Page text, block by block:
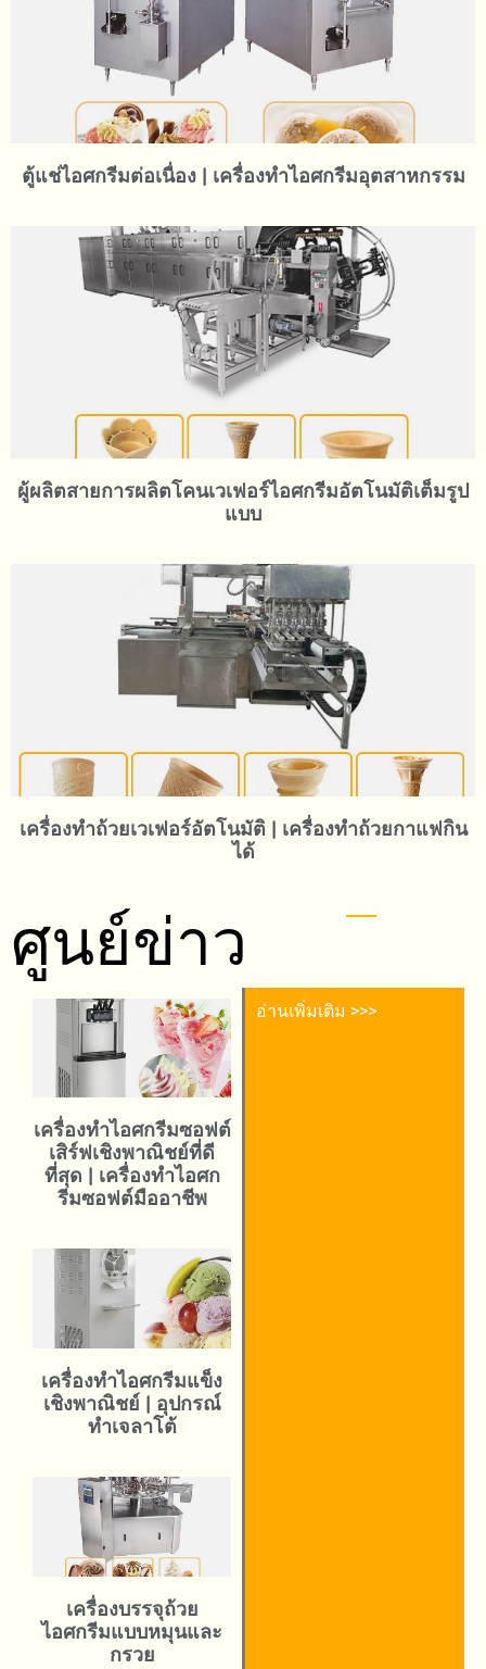
ตู้แช่ไอศกรีมต่อเนื่อง | เครื่องทำไอศกรีมอุตสาหกรรม
ผู้ผลิตสายการผลิตโคนเวเฟอร์ไอศกรีมอัตโนมัติเต็มรูป
แบบ
เครื่องทำถ้วยเวเฟอร์อัตโนมัติ | เครื่องทำถ้วยกาแฟกิน
ได้
ศูนย์ข่าว
เครื่องทำไอศกรีมซอฟต์
เสิร์ฟเชิงพาณิชย์ที่ดี
ที่สุด | เครื่องทำไอศก
รีมซอฟต์มืออาชีพ
เครื่องทำไอศกรีมแข็ง
เชิงพาณิชย์ | อุปกรณ์
ทำเจลาโต้
เครื่องบรรจุถ้วย
ไอศกรีมแบบหมุนและ
กรวย
อ่านเพิ่มเติม >>>